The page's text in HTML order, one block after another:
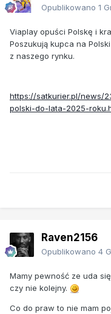
Opublikowano 1
Viaplay opuści Polskę i
Poszukują kupca na
z naszego rynku.
https://satkurier.pl/news/
polski-do-lata-2025-
Raven2156
Opublikowano 4
Mamy pewność ze uda
czy nie kolejny.
Co do praw to nie mam